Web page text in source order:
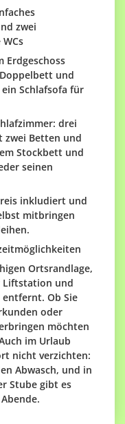
zwei
Erdgeschoss
und
Schlafsofa für
drei
zwei Betten und
Stockbett und
seinen
inkludiert und
mitbringen
Ortsrandlage,
Liftstation und
Ob Sie
oder
möchten
im Urlaub
nicht verzichten:
Abwasch, und in
Stube gibt es